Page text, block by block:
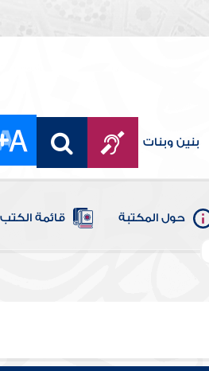
بنين وبنات
حول المكتبة قائمة الكتب